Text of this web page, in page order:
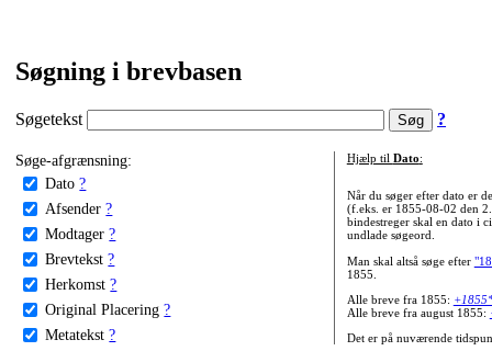
Søgning i brevbasen
Søgetekst ?
Søge-afgrænsning:
Dato ?
Afsender ?
Modtager ?
Brevtekst ?
Herkomst ?
Original Placering ?
Metatekst ?
Hjælp til Dato:
Når du søger efter dato er
(f.eks. er 1855-08-02 den
bindestreger skal en dato i
undlade søgeord.
Man skal altså søge efter
1855.
Alle breve fra 1855:
Alle breve fra august 1855:
Det er på nuværende